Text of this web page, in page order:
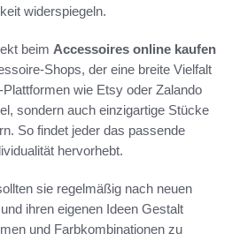
widerspiegeln.
beim Accessoires online kaufen
Shops, der eine breite Vielfalt
wie Etsy oder Zalando
sondern auch einzigartige Stücke
So findet jeder das passende
hervorhebt.
sie regelmäßig nach neuen
ihren eigenen Ideen Gestalt
und Farbkombinationen zu